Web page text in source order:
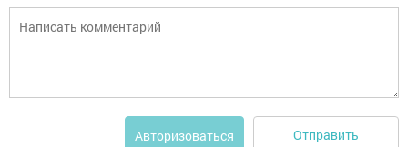
Авторизоваться Отправить